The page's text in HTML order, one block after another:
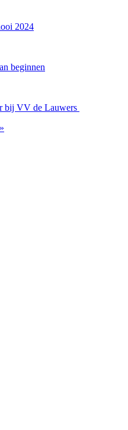
2024
beginnen
bij VV de Lauwers